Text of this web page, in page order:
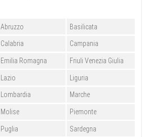
Abruzzo Basilicata
Calabria Campania
Emilia Romagna Friuli Venezia Giulia
Lazio Liguria
Lombardia Marche
Molise Piemonte
Puglia Sardegna